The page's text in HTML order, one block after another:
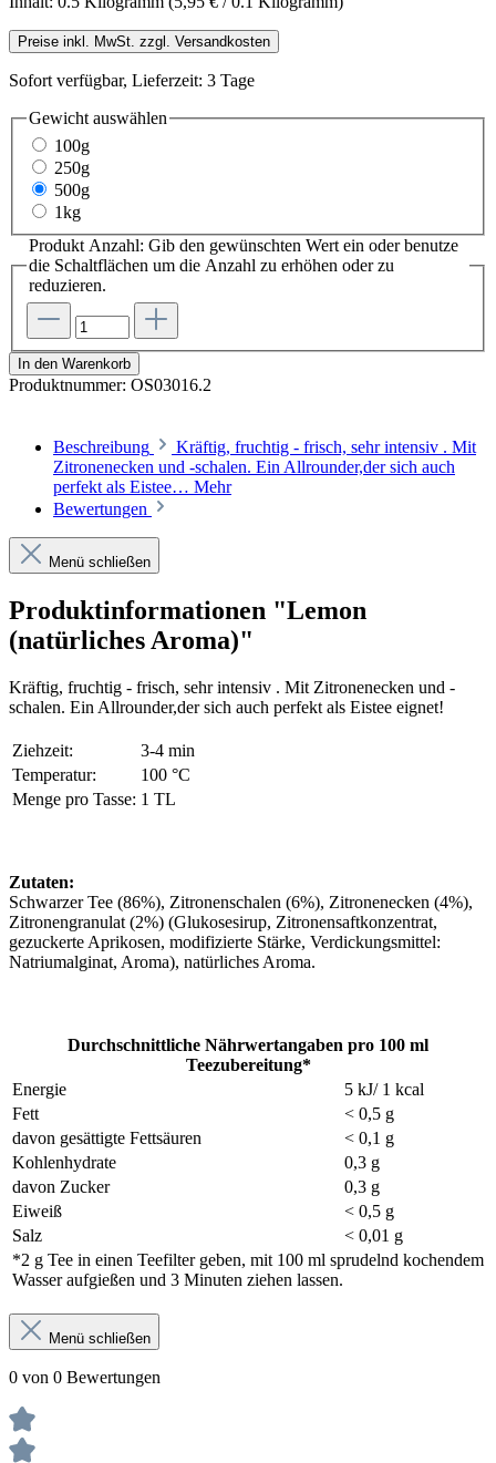
Preise inkl. MwSt. zzgl. Versandkosten
Sofort verfügbar, Lieferzeit: 3 Tage
Gewicht auswählen
100g
250g
500g
1kg
Produkt Anzahl: Gib den gewünschten Wert ein oder benutze
die Schaltflächen um die Anzahl zu erhöhen oder zu
reduzieren.
In den Warenkorb
Produktnummer: OS03016.2
Beschreibung
Kräftig, fruchtig - frisch, sehr intensiv . Mit
Zitronenecken und -schalen. Ein Allrounder,der sich auch
perfekt als Eistee… Mehr
Bewertungen
Menü schließen
Produktinformationen "Lemon
(natürliches Aroma)"
Kräftig, fruchtig - frisch, sehr intensiv . Mit Zitronenecken und -
schalen. Ein Allrounder,der sich auch perfekt als Eistee eignet!
Ziehzeit:
3-4 min
Temperatur:
100 °C
Menge pro Tasse: 1 TL
Zutaten:
Schwarzer Tee (86%), Zitronenschalen (6%), Zitronenecken (4%),
Zitronengranulat (2%) (Glukosesirup, Zitronensaftkonzentrat,
gezuckerte Aprikosen, modifizierte Stärke, Verdickungsmittel:
Natriumalginat, Aroma), natürliches Aroma.
Durchschnittliche Nährwertangaben pro 100 ml
Teezubereitung*
Energie
5 kJ/ 1 kcal
Fett
< 0,5 g
davon gesättigte Fettsäuren
< 0,1 g
Kohlenhydrate
0,3 g
davon Zucker
0,3 g
Eiweiß
< 0,5 g
Salz
< 0,01 g
*2 g Tee in einen Teefilter geben, mit 100 ml sprudelnd kochendem
Wasser aufgießen und 3 Minuten ziehen lassen.
Menü schließen
0 von 0 Bewertungen